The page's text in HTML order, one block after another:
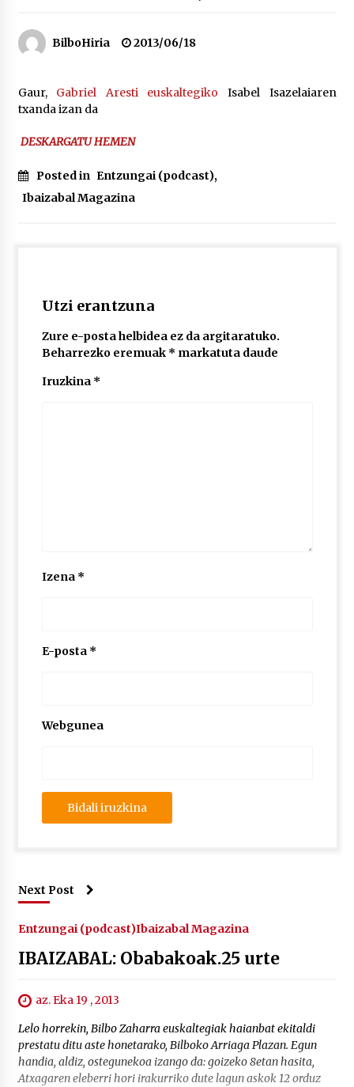
“Hiztegi bat” Gorka Urbizuk idatzitako letren
hiztegia
2026/07/16
Tuba eta bonbardinoaren astea, Bilboko
Kontserbatorioan protagonista
2026/07/09
BilboHiria 2013/06/18
Gaur, Gabriel Aresti euskaltegiko Isabel Isazelaiaren
txanda izan da
DESKARGATU HEMEN
Posted in Entzungai (podcast),
Ibaizabal Magazina
Utzi erantzuna
Zure e-posta helbidea ez da argitaratuko.
Beharrezko eremuak * markatuta daude
Iruzkina *
Izena *
E-posta *
Webgunea
Next Post
Entzungai (podcast)Ibaizabal Magazina
IBAIZABAL: Obabakoak.25 urte
az. Eka 19 , 2013
Lelo horrekin, Bilbo Zaharra euskaltegiak haianbat ekitaldi
prestatu ditu aste honetarako, Bilboko Arriaga Plazan. Egun
handia, aldiz, ostegunekoa izango da: goizeko 8etan hasita,
Atxagaren eleberri hori irakurriko dute lagun askok 12 orduz